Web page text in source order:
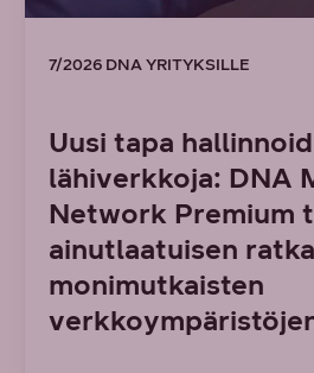
7/2026 DNA YRITYKSILLE
Uusi tapa
lähiverkkoja: DNA
Network Premium
ainutlaatuisen
monimutkaisten